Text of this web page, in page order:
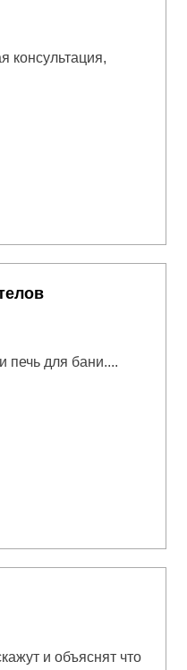
консультация,
печь для бани....
и объяснят что